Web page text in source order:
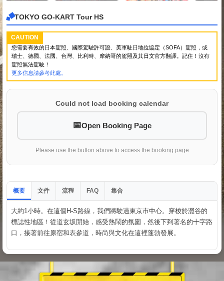
TOKYO GO-KART Tour HS
CAUTION
您需要有效的日本駕照、國際駕駛許可證、美軍駐日地位協定（SOFA）駕照，或
瑞士、德國、法國、台灣、比利時、摩納哥的駕照及其日文官方翻譯。記住！沒有
駕照無法駕駛！
更多信息請參考此處。
Could not load booking calendar
Open Booking Page
Please use the button above to access the booking page
概要 文件 流程 FAQ 集合
大約1小時。在這個H-S路線，我們將駛過東京市中心。穿梭於澀谷的
標誌性地區！從道玄坂開始，感受熱鬧的氛圍，然後下到著名的十字路
口，接著前往原宿和表參道，時尚與文化在這裡蓬勃發展。